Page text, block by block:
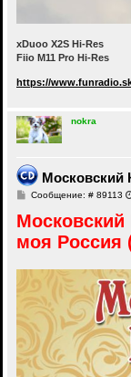
xDuoo X2S Hi-Res
Fiio M11 Pro Hi-Res
https://
nokra
Московский
Сообщение: # 89113С
о
б
щ
и
е
моя Россия